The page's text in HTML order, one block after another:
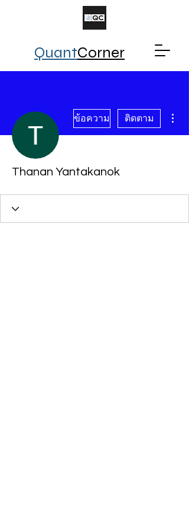
QuantCorner
ข้อความ ติดตาม
Thanan Yantakanok